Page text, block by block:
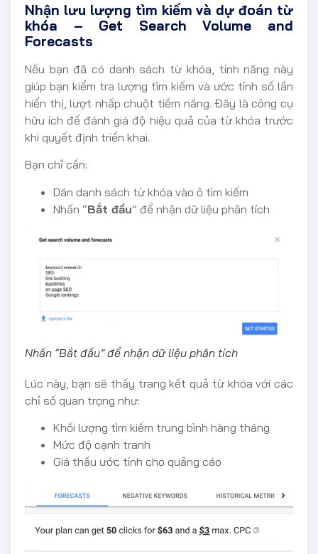
Nhận lưu lượng tìm kiếm và dự đoán từ
khóa – Get Search Volume and
Forecasts
Nếu bạn đã có danh sách từ khóa, tính năng này
giúp bạn kiểm tra lượng tìm kiếm và ước tính số lần
hiển thị, lượt nhấp chuột tiềm năng. Đây là công cụ
hữu ích để đánh giá độ hiệu quả của từ khóa trước
khi quyết định triển khai.
Bạn chỉ cần:
Dán danh sách từ khóa vào ô tìm kiếm
Nhấn “Bắt đầu” để nhận dữ liệu phân tích
Nhấn “Bắt đầu” để nhận dữ liệu phân tích
Lúc này, bạn sẽ thấy trang kết quả từ khóa với các
chỉ số quan trọng như:
Khối lượng tìm kiếm trung bình hàng tháng
Mức độ cạnh tranh
Giá thầu ước tính cho quảng cáo